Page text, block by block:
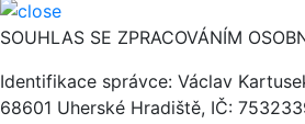
SOUHLAS SE ZPRACOVÁNÍM
Identifikace správce: Václav
68601 Uherské Hradiště, IČ: